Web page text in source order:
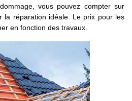
vous pouvez compter sur
la réparation idéale. Le prix pour les
en fonction des travaux.